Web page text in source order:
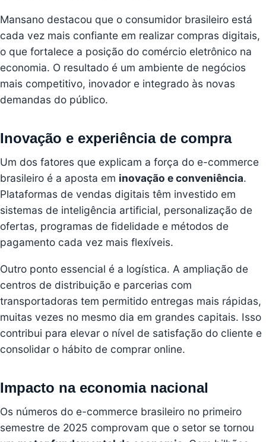
Mansano destacou que o consumidor brasileiro está
cada vez mais confiante em realizar compras digitais,
o que fortalece a posição do comércio eletrônico na
economia. O resultado é um ambiente de negócios
mais competitivo, inovador e integrado às novas
demandas do público.
Inovação e experiência de compra
Um dos fatores que explicam a força do e-commerce
brasileiro é a aposta em inovação e conveniência.
Plataformas de vendas digitais têm investido em
sistemas de inteligência artificial, personalização de
ofertas, programas de fidelidade e métodos de
pagamento cada vez mais flexíveis.
Outro ponto essencial é a logística. A ampliação de
centros de distribuição e parcerias com
transportadoras tem permitido entregas mais rápidas,
muitas vezes no mesmo dia em grandes capitais. Isso
contribui para elevar o nível de satisfação do cliente e
consolidar o hábito de comprar online.
Impacto na economia nacional
Os números do e-commerce brasileiro no primeiro
semestre de 2025 comprovam que o setor se tornou